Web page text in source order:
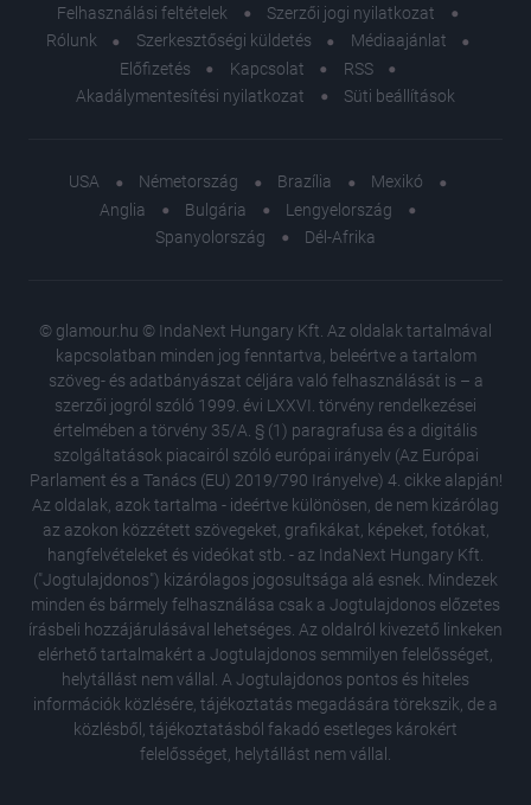
Nem
élet
Felhasználási feltételek
Szerzői jogi nyilatkozat
Rólunk
Szerkesztőségi küldetés
Médiaajánlat
Előfizetés
Kapcsolat
RSS
Akadálymentesítési nyilatkozat
Süti beállítások
USA Németország Brazília
Mexikó
Anglia
Bulgária
Lengyelország
Spanyolország
Dél-Afrika
© glamour.hu © IndaNext Hungary Kft. Az oldalak tartalmával
kapcsolatban minden jog fenntartva, beleértve a tartalom
szöveg- és adatbányászat céljára való felhasználását is – a
szerzői jogról szóló 1999. évi LXXVI. törvény rendelkezései
értelmében a törvény 35/A. § (1) paragrafusa és a digitális
szolgáltatások piacairól szóló európai irányelv (Az Európai
Parlament és a Tanács (EU) 2019/790 Irányelve) 4. cikke alapján!
Az oldalak, azok tartalma - ideértve különösen, de nem kizárólag
az azokon közzétett szövegeket, grafikákat, képeket, fotókat,
hangfelvételeket és videókat stb. - az IndaNext Hungary Kft.
("Jogtulajdonos") kizárólagos jogosultsága alá esnek. Mindezek
minden és bármely felhasználása csak a Jogtulajdonos előzetes
írásbeli hozzájárulásával lehetséges. Az oldalról kivezető linkeken
elérhető tartalmakért a Jogtulajdonos semmilyen felelősséget,
helytállást nem vállal. A Jogtulajdonos pontos és hiteles
információk közlésére, tájékoztatás megadására törekszik, de a
közlésből, tájékoztatásból fakadó esetleges károkért
felelősséget, helytállást nem vállal.